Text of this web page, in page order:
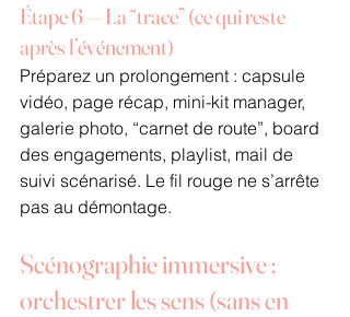
Étape 6 — La “trace” (ce qui reste
après l’événement)
Préparez un prolongement : capsule
vidéo, page récap, mini-kit manager,
galerie photo, “carnet de route”, board
des engagements, playlist, mail de
suivi scénarisé. Le fil rouge ne s’arrête
pas au démontage.
Scénographie immersive :
orchestrer les sens (sans en